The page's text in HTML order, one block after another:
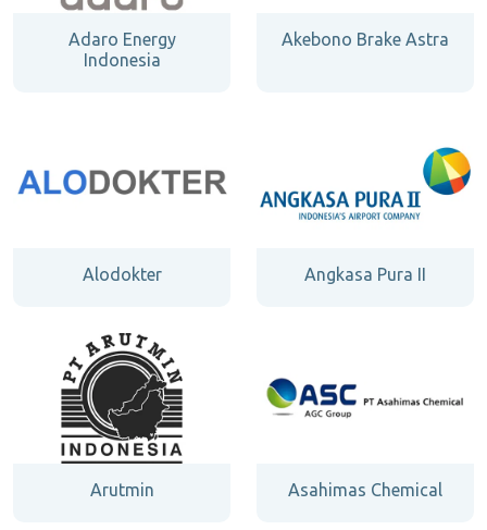
Adaro Energy
Indonesia
Akebono Brake Astra
Alodokter Angkasa Pura II
Arutmin Asahimas Chemical